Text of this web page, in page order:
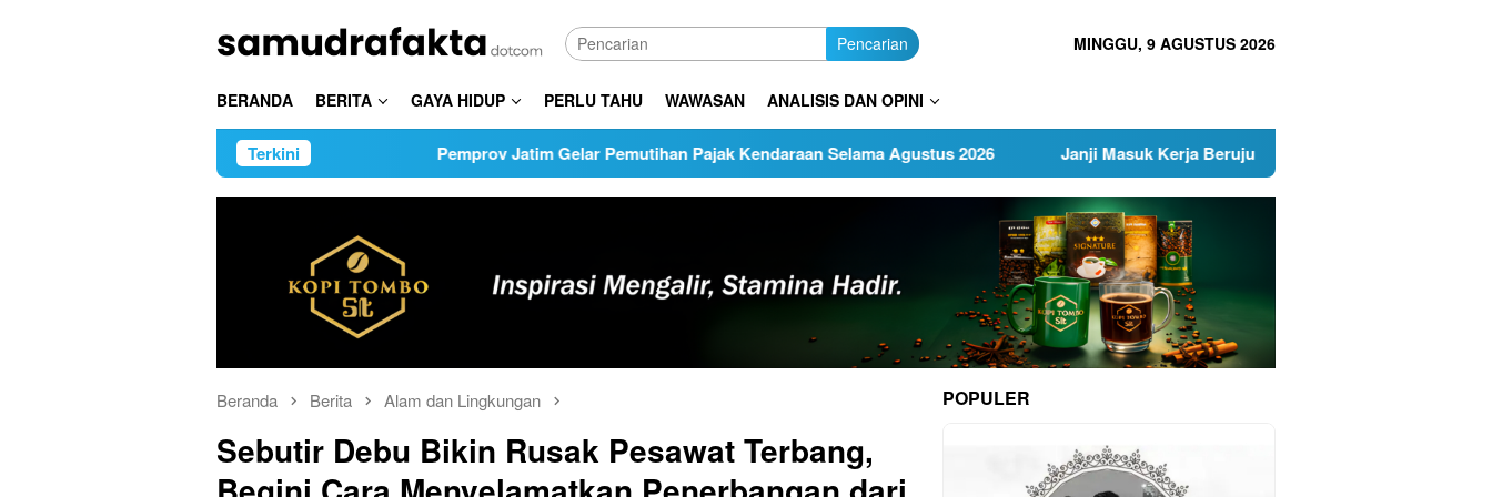
Pencarian MINGGU, 9 AGUSTUS 2026
BERANDA BERITA GAYA HIDUP PERLU TAHU WAWASAN ANALISIS DAN OPINI
Terkini Pemprov Jatim Gelar Pemutihan Pajak Kendaraan Selama Agustus 2026 Janji Masuk Kerja Berujung Penipuan, Oknum Dishub dan Satpol PP
Beranda Berita Alam dan Lingkungan
Sebutir Debu Bikin Rusak Pesawat Terbang,
POPULER